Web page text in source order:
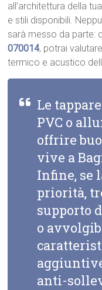
all’architettura della
e stili disponibili.
sarà messo da parte:
070014, potrai
termico e acustico
Le
PVC o
offrire
vive a
Infine, se
priorità,
supporto
o
anti-